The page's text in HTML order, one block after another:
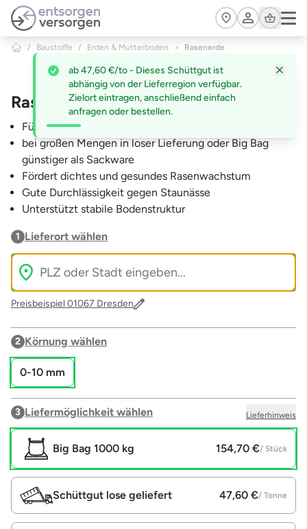
Zum Hauptinhalt springen
Cart
ab 47,60 €/to - Dieses Schüttgut ist
abhängig von der Lieferregion verfügbar.
Zielort eintragen, anschließend einfach
anfragen oder bestellen.
/ Baustoffe / Erden & Mutterboden > Rasenerde
Rasenerde
Für Rollrasen und Rasensaat
bei großen Mengen in loser Lieferung oder Big Bag
günstiger als Sackware
Fördert dichtes und gesundes Rasenwachstum
Gute Durchlässigkeit gegen Staunässe
Unterstützt stabile Bodenstruktur
1 Lieferort wählen
Preisbeispiel 01067 Dresden
2 Körnung wählen
0-10 mm
3 Liefermöglichkeit wählen Lieferhinweis
Big Bag 1000 kg 154,70 €/ Stück
Schüttgut lose geliefert 47,60 €/ Tonne